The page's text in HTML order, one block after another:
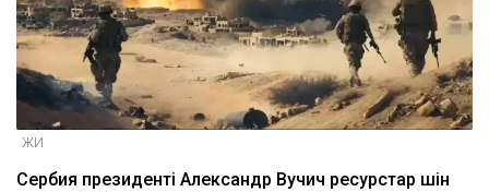
ЖИ
Сербия президенті Александр Вучич ресурстар үшін